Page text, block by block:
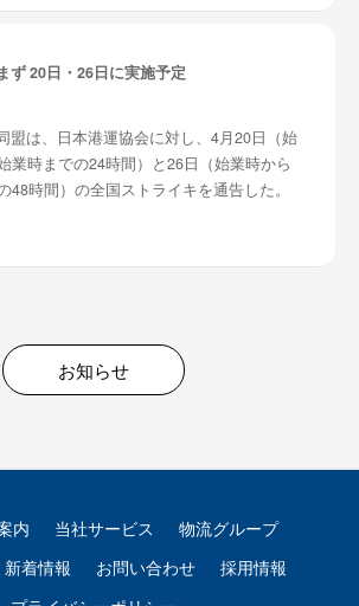
ず 20日・26日に実施予定
盟は、日本港運協会に対し、4月20日（始
業時までの24時間）と26日（始業時から
48時間）の全国ストライキを通告した。
お知らせ
内 当社サービス
物流グループ
新着情報 お問い合わせ
採用情報